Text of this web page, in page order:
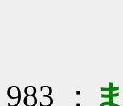
983 ：